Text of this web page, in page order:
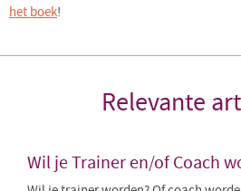
het boek!
Relevante
Wil je Trainer en/of Coach